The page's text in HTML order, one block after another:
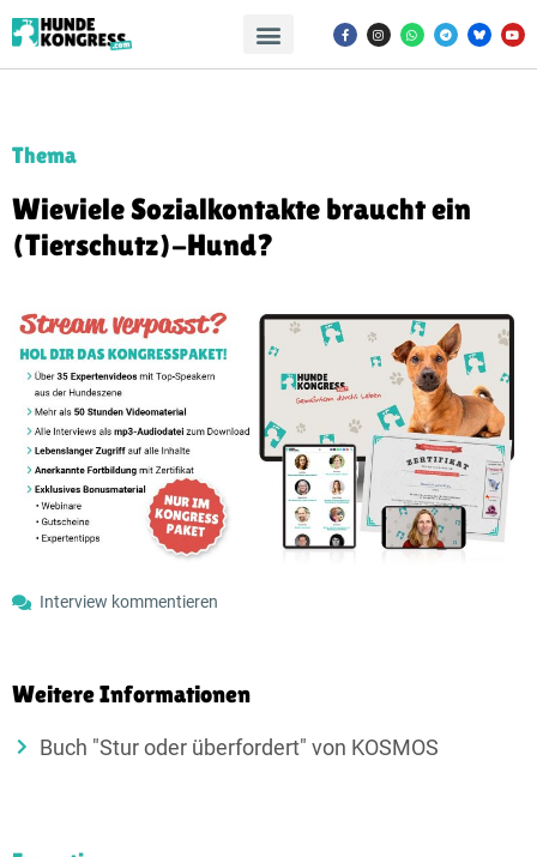
Thema
Wieviele Sozialkontakte braucht ein
(Tierschutz)-Hund?
Interview kommentieren
Weitere Informationen
Buch "Stur oder überfordert" von KOSMOS